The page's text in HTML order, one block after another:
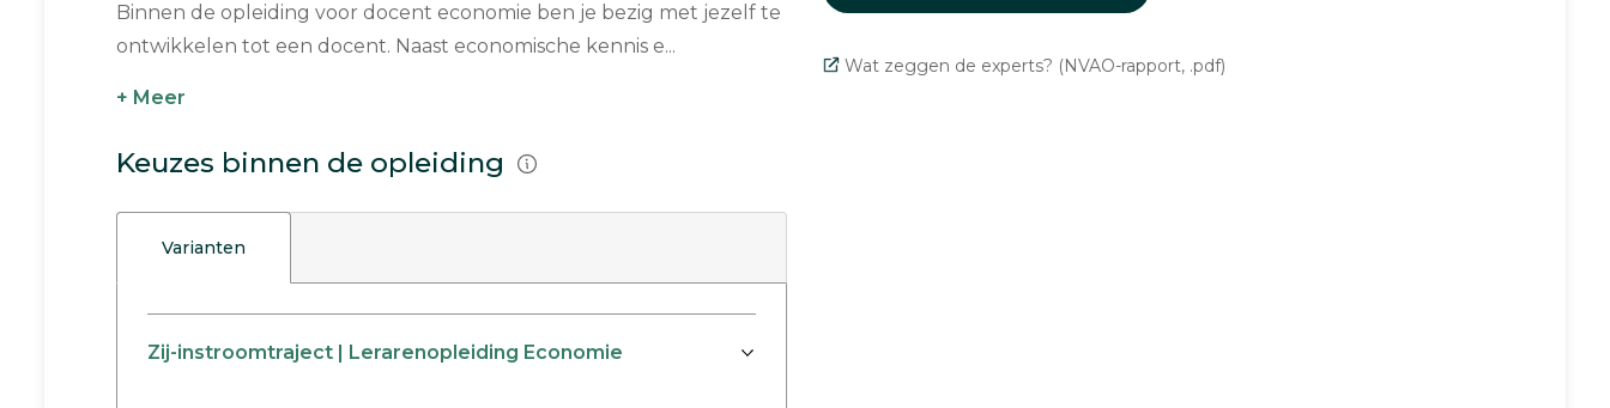
Binnen de opleiding voor docent economie ben je bezig met jezelf te
ontwikkelen tot een docent. Naast economische kennis e...
+ Meer
Keuzes binnen de opleiding
Varianten
Zij-instroomtraject | Lerarenopleiding Economie
Wat zeggen de experts? (NVAO-rapport, .pdf)